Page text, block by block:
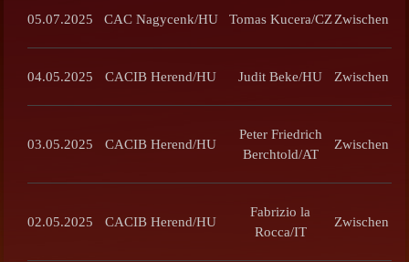
05.07.2025 CAC Nagycenk/HU Tomas Kucera/CZZwischen
04.05.2025 CACIB Herend/HU Judit Beke/HU Zwischen
03.05.2025 CACIB Herend/HU
Peter Friedrich
Berchtold/AT
Zwischen
02.05.2025 CACIB Herend/HU
Fabrizio la
Rocca/IT
Zwischen